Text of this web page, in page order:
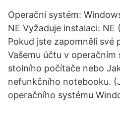
Operační systém:
NE Vyžaduje instalaci:
Pokud jste zapomněli své
Vašemu účtu v
stolního počítače nebo
nefunkčního notebooku.
operačního systému